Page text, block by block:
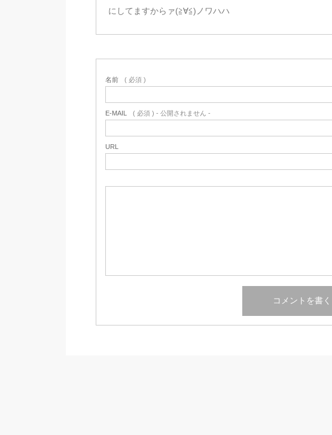
にしてますからァ(≧∀≦)ノワハハ
名前 ( 必須 )
E-MAIL ( 必須 ) - 公開されません -
URL